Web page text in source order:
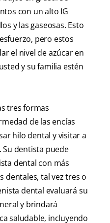
con un alto IG
y las gaseosas. Esto
pero estos
el nivel de azúcar en
y su familia estén
tres formas
de las encías
hilo dental y visitar a
dentista puede
dental con más
dentales, tal vez tres o
dental evaluará su
y brindará
saludable, incluyendo